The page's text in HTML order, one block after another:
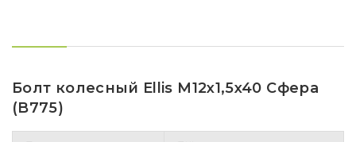
Болт колесный Ellis M12x1,5x40 Сфера
(B775)